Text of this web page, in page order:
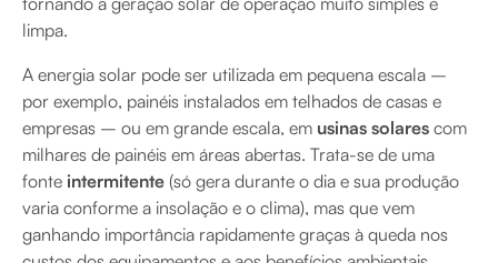
limpa.
A energia solar pode ser utilizada em pequena escala –
por exemplo, painéis instalados em telhados de casas e
empresas – ou em grande escala, em usinas solares com
milhares de painéis em áreas abertas. Trata-se de uma
fonte intermitente (só gera durante o dia e sua produção
varia conforme a insolação e o clima), mas que vem
ganhando importância rapidamente graças à queda nos